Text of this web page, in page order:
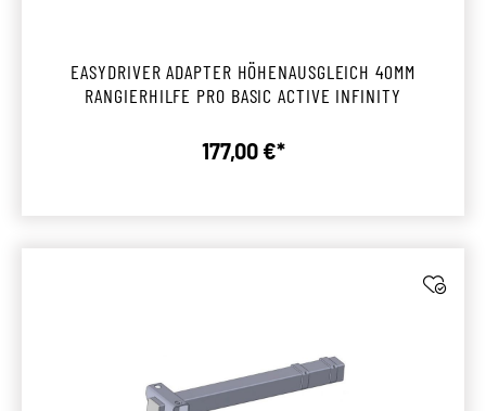
EASYDRIVER ADAPTER HÖHENAUSGLEICH 40MM
RANGIERHILFE PRO BASIC ACTIVE INFINITY
Regulärer Preis:
177,00 €*